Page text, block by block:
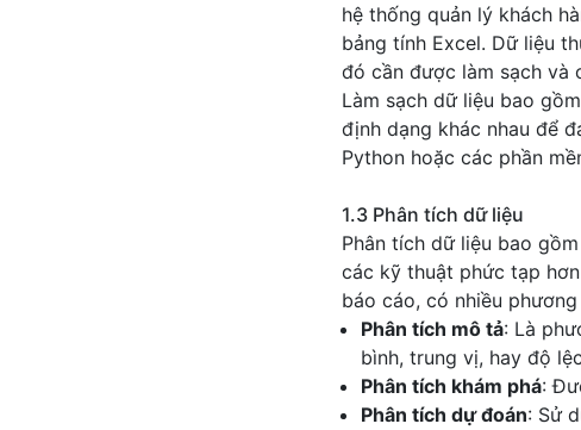
hệ thống quản lý khách
bảng tính Excel. Dữ liệu
đó cần được làm sạch và
Làm sạch dữ liệu bao
định dạng khác nhau để
Python hoặc các phần
1.3 Phân tích dữ liệu
Phân tích dữ liệu bao
các kỹ thuật phức tạp
báo cáo, có nhiều
Phân tích mô tả: Là
bình, trung vị, hay độ
Phân tích khám phá:
Phân tích dự đoán: Sử